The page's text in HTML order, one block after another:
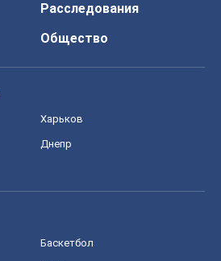
Расследования
Общество
Харьков
Днепр
Баскетбол